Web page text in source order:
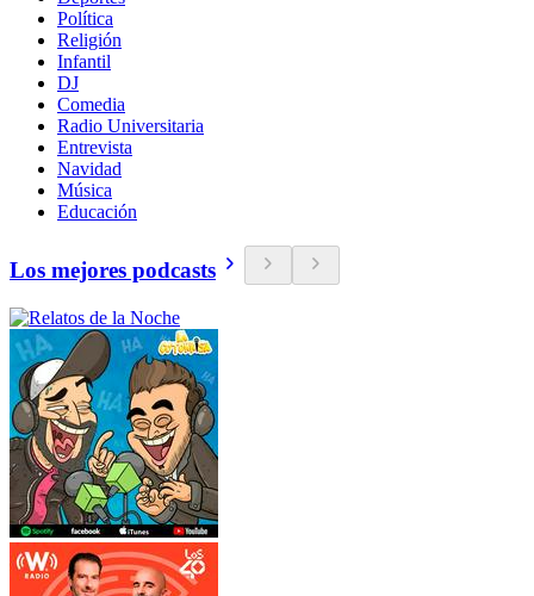
Política
Religión
Infantil
DJ
Comedia
Radio Universitaria
Entrevista
Navidad
Música
Educación
Los mejores podcasts